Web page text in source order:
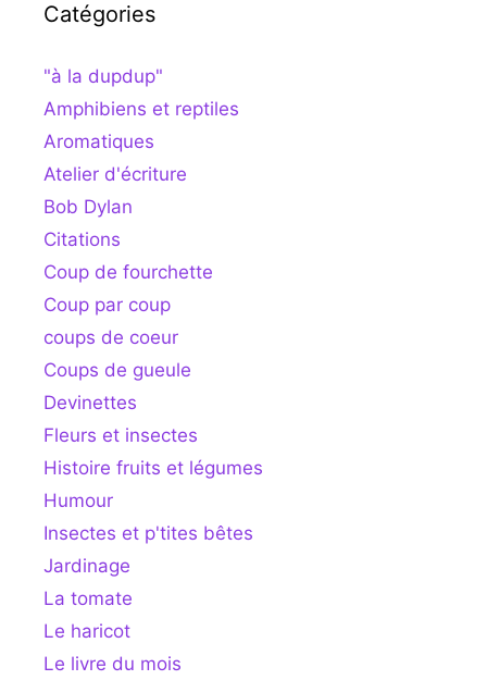
Catégories
"à la dupdup"
Amphibiens et reptiles
Aromatiques
Atelier d'écriture
Bob Dylan
Citations
Coup de fourchette
Coup par coup
coups de coeur
Coups de gueule
Devinettes
Fleurs et insectes
Histoire fruits et légumes
Humour
Insectes et p'tites bêtes
Jardinage
La tomate
Le haricot
Le livre du mois